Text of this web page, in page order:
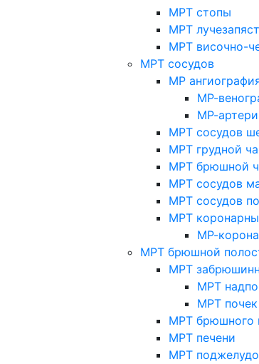
МРТ стопы
МРТ
МРТ височно-
МРТ сосудов
МР
МР-
МР-
МРТ сосудов
МРТ грудной
МРТ брюшной
МРТ сосудов
МРТ сосудов
МРТ
МР-
МРТ брюшной
МРТ
МРТ
МРТ почек
МРТ брюшного
МРТ печени
МРТ